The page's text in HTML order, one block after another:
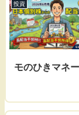
投資
モのひきマネ